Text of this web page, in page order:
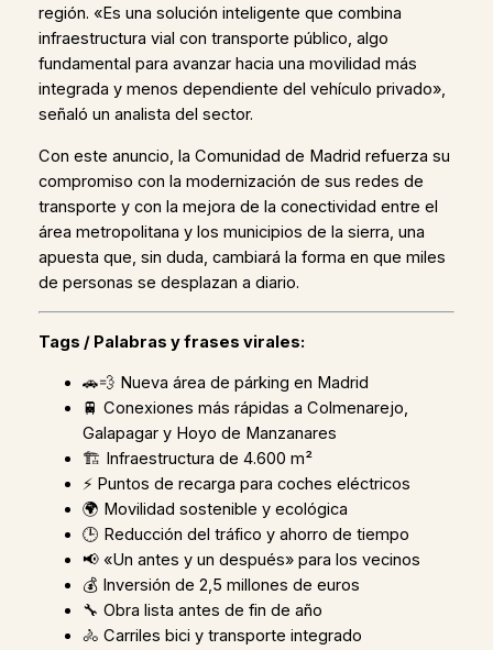
región. «Es una solución inteligente que combina
infraestructura vial con transporte público, algo
fundamental para avanzar hacia una movilidad más
integrada y menos dependiente del vehículo privado»,
señaló un analista del sector.
Con este anuncio, la Comunidad de Madrid refuerza su
compromiso con la modernización de sus redes de
transporte y con la mejora de la conectividad entre el
área metropolitana y los municipios de la sierra, una
apuesta que, sin duda, cambiará la forma en que miles
de personas se desplazan a diario.
Tags / Palabras y frases virales:
🚗💨 Nueva área de párking en Madrid
🚆 Conexiones más rápidas a Colmenarejo,
Galapagar y Hoyo de Manzanares
🏗️ Infraestructura de 4.600 m²
⚡ Puntos de recarga para coches eléctricos
🌍 Movilidad sostenible y ecológica
🕒 Reducción del tráfico y ahorro de tiempo
📢 «Un antes y un después» para los vecinos
💰 Inversión de 2,5 millones de euros
🔧 Obra lista antes de fin de año
🚴 Carriles bici y transporte integrado